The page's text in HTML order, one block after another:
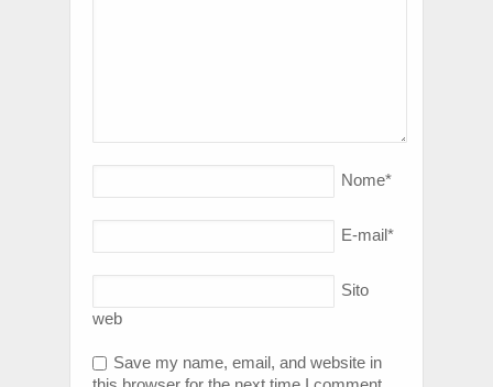
Nome*
E-mail*
Sito
web
Save my name, email, and website in